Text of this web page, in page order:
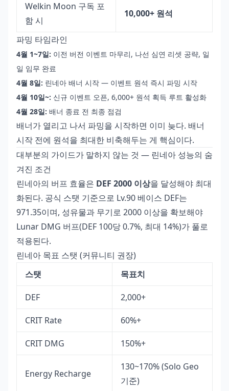
Welkin Moon 구독 포
함 시
10,000+ 원석
파밍 타임라인
4월 1~7일: 이전 버전 이벤트 마무리, 나선 심연 리셋 공략, 일
일 임무 완료
4월 8일: 린네아 배너 시작 — 이벤트 원석 즉시 파밍 시작
4월 10일~: 신규 이벤트 오픈, 6,000+ 원석 획득 루트 활성화
4월 28일: 배너 종료 전 최종 점검
배너가 열리고 나서 파밍을 시작하면 이미 늦다. 배너
시작 전에 원석을 최대한 비축해두는 게 핵심이다.
대부분의 가이드가 말하지 않는 것 — 린네아 성능의 숨
겨진 조건
린네아의 버프 효율은 DEF 2000 이상을 달성해야 최대
화된다. 공식 스탯 기준으로 Lv.90 베이스 DEF는
971.35이며, 성유물과 무기로 2000 이상을 확보해야
Lunar DMG 버프(DEF 100당 0.7%, 최대 14%)가 풀로
적용된다.
린네아 목표 스탯 (커뮤니티 권장)
스탯
목표치
DEF 2,000+
CRIT Rate 60%+
CRIT DMG 150%+
Energy Recharge
130~170% (Solo Geo
기준)